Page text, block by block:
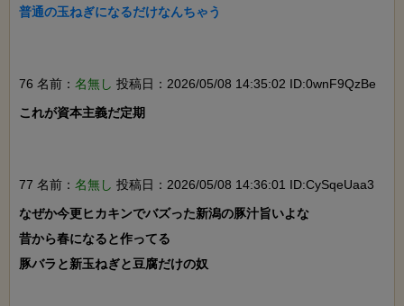
普通の玉ねぎになるだけなんちゃう
76 名前： 名無し 投稿日：2026/05/08 14:35:02 ID:0wnF9QzBe
これが資本主義だ定期
77 名前： 名無し 投稿日：2026/05/08 14:36:01 ID:CySqeUaa3
なぜか今更ヒカキンでバズった新潟の豚汁旨いよな
昔から春になると作ってる
豚バラと新玉ねぎと豆腐だけの奴